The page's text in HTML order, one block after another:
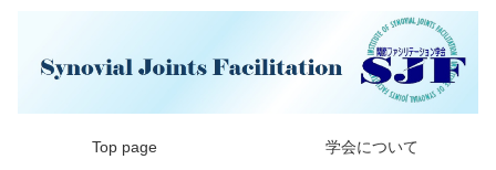
Top page 学会について